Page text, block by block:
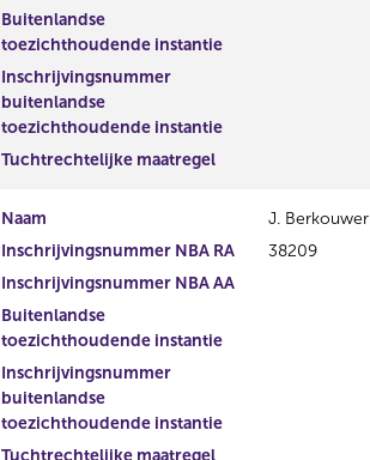
Buitenlandse
toezichthoudende instantie
Inschrijvingsnummer
buitenlandse
toezichthoudende instantie
Tuchtrechtelijke maatregel
Naam
J. Berkouwer
Inschrijvingsnummer NBA RA
38209
Inschrijvingsnummer NBA AA
Buitenlandse
toezichthoudende instantie
Inschrijvingsnummer
buitenlandse
toezichthoudende instantie
Tuchtrechtelijke maatregel